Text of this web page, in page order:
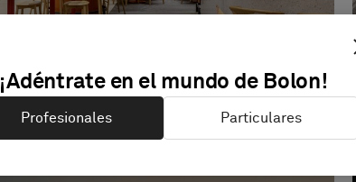
Frameless
¡Adéntrate en el mundo de Bolon!
Profesionales Particulares